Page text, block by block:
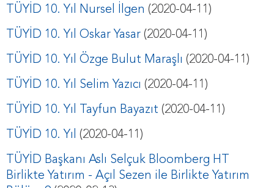
TÜYİD 10. Yıl Nursel İlgen (2020-04-11)
TÜYİD 10. Yıl Oskar Yasar (2020-04-11)
TÜYİD 10. Yıl Özge Bulut Maraşlı (2020-04-11)
TÜYİD 10. Yıl Selim Yazıcı (2020-04-11)
TÜYİD 10. Yıl Tayfun Bayazıt (2020-04-11)
TÜYİD 10. Yıl (2020-04-11)
TÜYİD Başkanı Aslı Selçuk Bloomberg HT
Birlikte Yatırım - Açıl Sezen ile Birlikte Yatırım